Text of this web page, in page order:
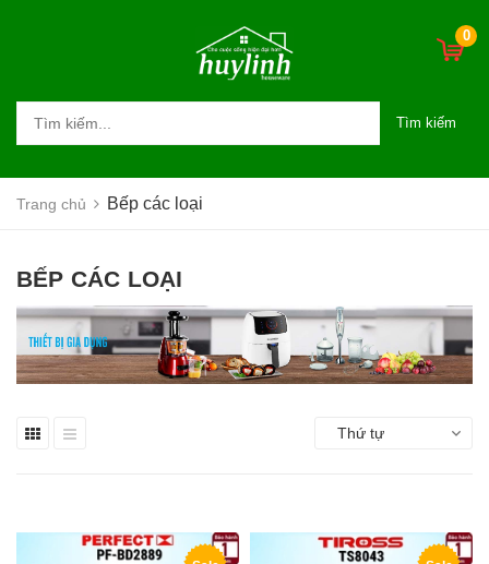
0
Tìm kiếm
Trang chủ Bếp các loại
BẾP CÁC LOẠI
Thứ tự